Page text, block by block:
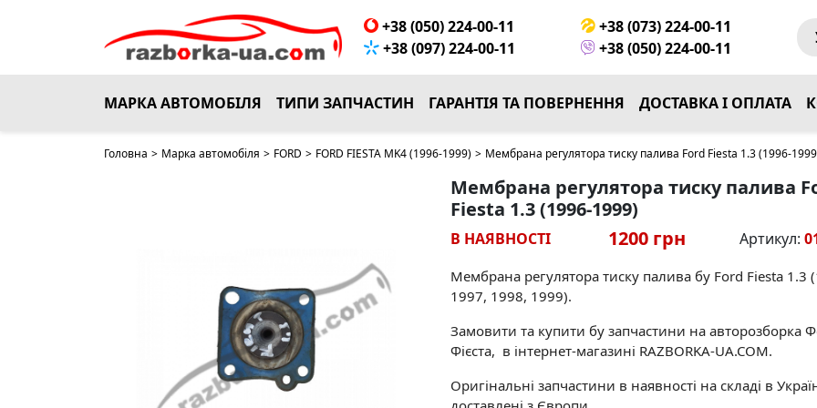
+38 (050) 224-00-11
+38 (073) 224-00-11
+38 (097) 224-00-11
+38 (050) 224-00-11
МАРКА АВТОМОБІЛЯ ТИПИ ЗАПЧАСТИН ГАРАНТІЯ ТА ПОВЕРНЕННЯ ДОСТАВКА І ОПЛАТА
Головна > Марка автомобіля > FORD > FORD FIESTA MK4 (1996-1999) > Мембрана регулятора тиску палива Ford Fiesta 1.3 (1996-
Мембрана регулятора тиску палива
Fiesta 1.3 (1996-1999)
В НАЯВНОСТІ 1200 грн Артикул:
Мембрана регулятора тиску палива бу Ford Fiesta 1.3
1997, 1998, 1999).
Замовити та купити бу запчастини на авторозборка
Фієста, в інтернет-магазині RAZBORKA-UA.COM.
Оригінальні запчастини в наявності на складі в